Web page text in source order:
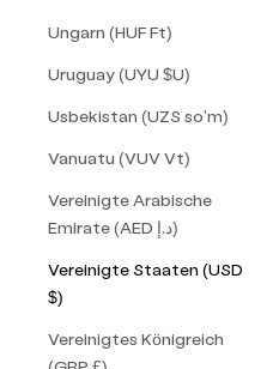
Ungarn (HUF Ft)
Uruguay (UYU $U)
Usbekistan (UZS so'm)
Vanuatu (VUV Vt)
Vereinigte Arabische
Emirate (AED د.إ)
Vereinigte Staaten (USD
$)
Vereinigtes Königreich